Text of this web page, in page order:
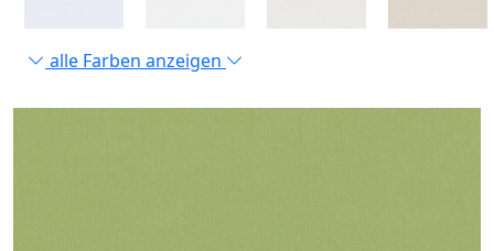
alle Farben anzeigen